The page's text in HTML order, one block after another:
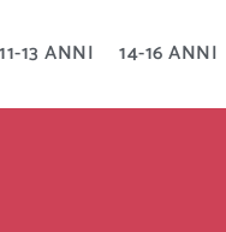
11-13 ANNI 14-16 ANNI